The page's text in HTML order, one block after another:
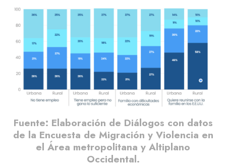
Fuente: Elaboración de Diálogos con datos
de la Encuesta de Migración y Violencia en
el Área metropolitana y Altiplano
Occidental.